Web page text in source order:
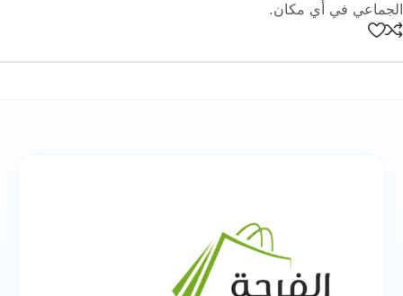
الجماعي في أي مكان.